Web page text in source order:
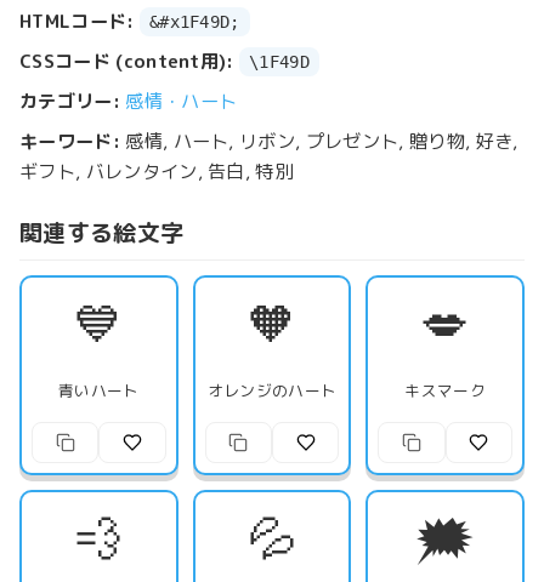
HTMLコード:
&#x1F49D;
CSSコード (content用): \1F49D
カテゴリー: 感情・ハート
キーワード: 感情, ハート, リボン, プレゼント, 贈り物, 好き,
ギフト, バレンタイン, 告白, 特別
関連する絵文字
💙
青いハート
🧡
オレンジのハート
💋
キスマーク
💨 💦 🗯️